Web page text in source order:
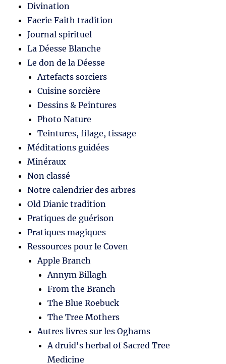
Divination
Faerie Faith tradition
Journal spirituel
La Déesse Blanche
Le don de la Déesse
Artefacts sorciers
Cuisine sorcière
Dessins & Peintures
Photo Nature
Teintures, filage, tissage
Méditations guidées
Minéraux
Non classé
Notre calendrier des arbres
Old Dianic tradition
Pratiques de guérison
Pratiques magiques
Ressources pour le Coven
Apple Branch
Annym Billagh
From the Branch
The Blue Roebuck
The Tree Mothers
Autres livres sur les Oghams
A druid's herbal of Sacred Tree
Medicine